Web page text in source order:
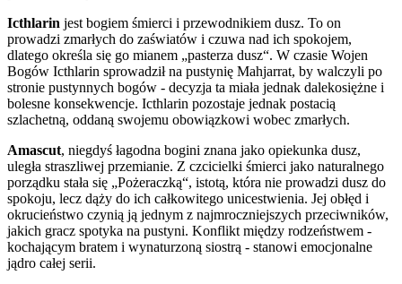
Icthlarin jest bogiem śmierci i przewodnikiem dusz. To on
prowadzi zmarłych do zaświatów i czuwa nad ich spokojem,
dlatego określa się go mianem „pasterza dusz“. W czasie Wojen
Bogów Icthlarin sprowadził na pustynię Mahjarrat, by walczyli po
stronie pustynnych bogów - decyzja ta miała jednak dalekosiężne i
bolesne konsekwencje. Icthlarin pozostaje jednak postacią
szlachetną, oddaną swojemu obowiązkowi wobec zmarłych.
Amascut, niegdyś łagodna bogini znana jako opiekunka dusz,
uległa straszliwej przemianie. Z czcicielki śmierci jako naturalnego
porządku stała się „Pożeraczką“, istotą, która nie prowadzi dusz do
spokoju, lecz dąży do ich całkowitego unicestwienia. Jej obłęd i
okrucieństwo czynią ją jednym z najmroczniejszych przeciwników,
jakich gracz spotyka na pustyni. Konflikt między rodzeństwem -
kochającym bratem i wynaturzoną siostrą - stanowi emocjonalne
jądro całej serii.